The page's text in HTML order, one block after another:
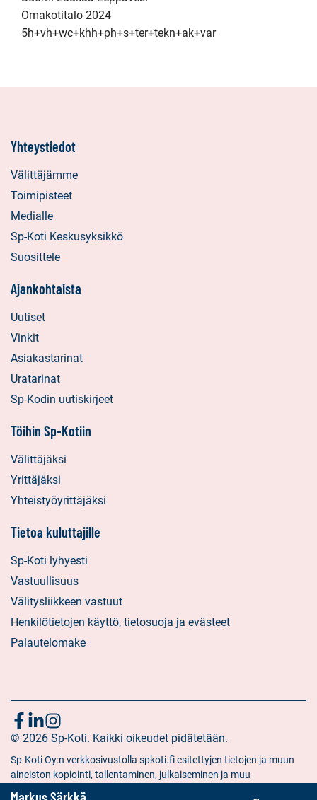
Omakotitalo 2024
5h+vh+wc+khh+ph+s+ter+tekn+ak+var
Yhteystiedot
Välittäjämme
Toimipisteet
Medialle
Sp-Koti Keskusyksikkö
Suosittele
Ajankohtaista
Uutiset
Vinkit
Asiakastarinat
Uratarinat
Sp-Kodin uutiskirjeet
Töihin Sp-Kotiin
Välittäjäksi
Yrittäjäksi
Yhteistyöyrittäjäksi
Tietoa kuluttajille
Sp-Koti lyhyesti
Vastuullisuus
Välitysliikkeen vastuut
Henkilötietojen käyttö, tietosuoja ja evästeet
Palautelomake
Seuraa
meitä
Sosiaalinen
media:
facebook
Sosiaalinen
media:
linkedin
Sosiaalinen
media:
instagram
© 2026 Sp-Koti. Kaikki oikeudet pidätetään.
Sp-Koti Oy:n verkkosivustolla spkoti.fi esitettyjen tietojen ja muun
aineiston kopiointi, tallentaminen, julkaiseminen ja muu